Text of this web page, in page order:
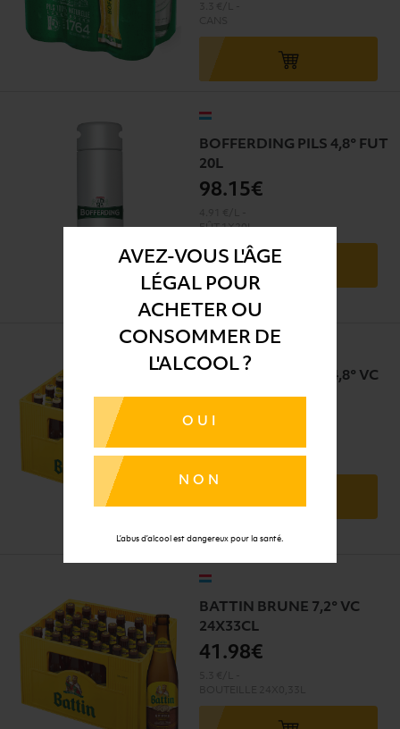
AVEZ-VOUS L'ÂGE
LÉGAL POUR
ACHETER OU
CONSOMMER DE
L'ALCOOL ?
OUI
NON
L’abus d’alcool est dangereux pour la santé.
BOFFERDING PILS 4,8° FUT
20L
98.15€
FÛT1X20L
+30€ de consigne
BATTIN BLANCHE 4,8° VC
24X33CL
27
+4.5€ de consigne
BATTIN BRUNE 7,2° VC
24X33CL
41 .98€